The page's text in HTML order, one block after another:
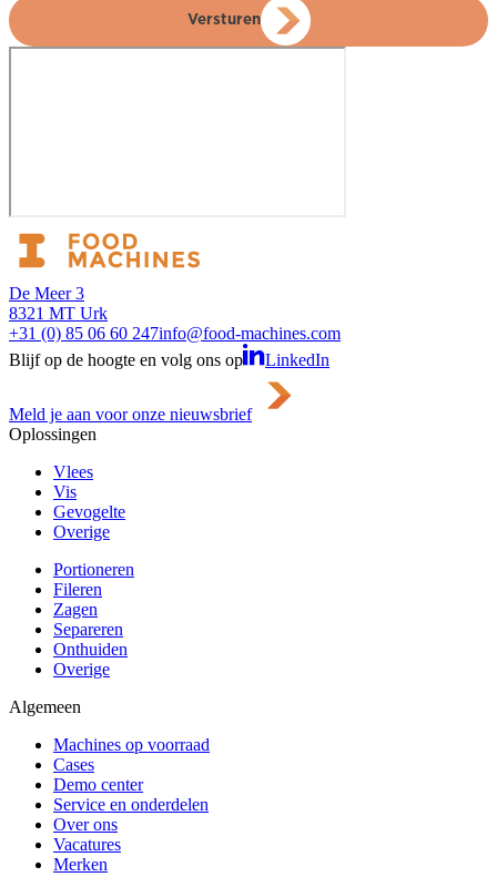
Versturen
De Meer 3
8321 MT Urk
+31 (0) 85 06 60 247info@food-machines.com
Blijf op de hoogte en volg ons op
LinkedIn
Meld je aan voor onze nieuwsbrief
Oplossingen
Vlees
Vis
Gevogelte
Overige
Portioneren
Fileren
Zagen
Separeren
Onthuiden
Overige
Algemeen
Machines op voorraad
Cases
Demo center
Service en onderdelen
Over ons
Vacatures
Merken